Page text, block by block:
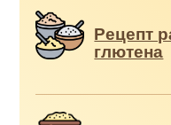
Рецепт
глютена